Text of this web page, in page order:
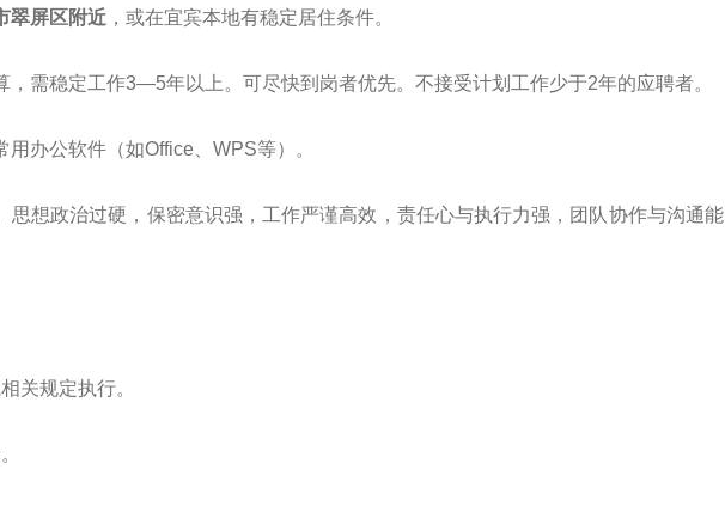
翠屏区附近 ，或在宜宾本地有稳定居住条件。
，需稳定工作3—5年以上。可尽快到岗者优先。不接受计划工作少于2年的应聘者。
用办公软件（如Office、WPS等）。
思想政治过硬，保密意识强，工作严谨高效，责任心与执行力强，团队协作与沟通能
关规定执行。